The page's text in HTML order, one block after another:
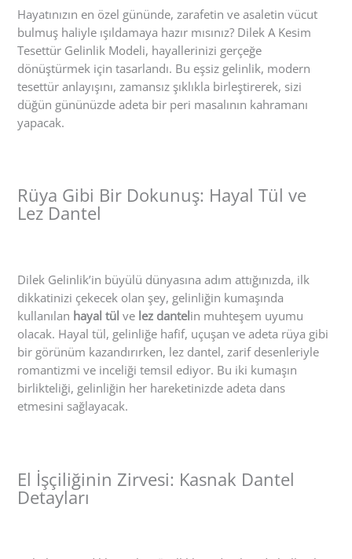
Hayatınızın en özel gününde, zarafetin ve asaletin vücut
bulmuş haliyle ışıldamaya hazır mısınız? Dilek A Kesim
Tesettür Gelinlik Modeli, hayallerinizi gerçeğe
dönüştürmek için tasarlandı. Bu eşsiz gelinlik, modern
tesettür anlayışını, zamansız şıklıkla birleştirerek, sizi
düğün gününüzde adeta bir peri masalının kahramanı
yapacak.
Rüya Gibi Bir Dokunuş: Hayal Tül ve
Lez Dantel
Dilek Gelinlik’in büyülü dünyasına adım attığınızda, ilk
dikkatinizi çekecek olan şey, gelinliğin kumaşında
kullanılan hayal tül ve lez dantelin muhteşem uyumu
olacak. Hayal tül, gelinliğe hafif, uçuşan ve adeta rüya gibi
bir görünüm kazandırırken, lez dantel, zarif desenleriyle
romantizmi ve inceliği temsil ediyor. Bu iki kumaşın
birlikteliği, gelinliğin her hareketinizde adeta dans
etmesini sağlayacak.
El İşçiliğinin Zirvesi: Kasnak Dantel
Detayları